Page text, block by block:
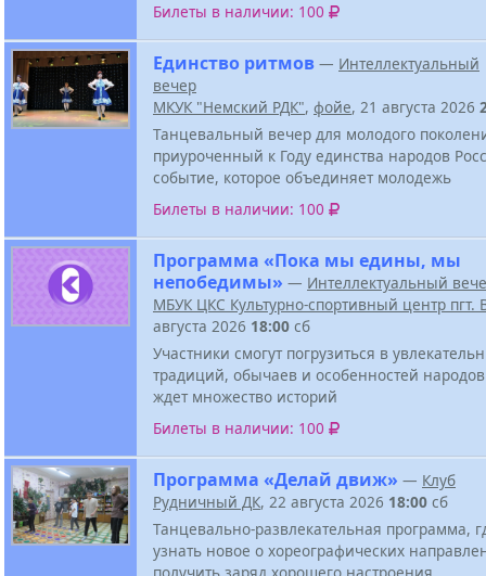
Билеты в наличии: 100
Единство ритмов — Интеллектуальный
вечер
МКУК "Немский РДК", фойе, 21 августа 2026
Танцевальный вечер для молодого
приуроченный к Году единства народов
событие, которое объединяет молодежь
Билеты в наличии: 100
Программа «Пока мы едины, мы
непобедимы» — Интеллектуальный
МБУК ЦКС Культурно-спортивный центр пгт.
августа 2026 18:00 сб
Участники смогут погрузиться в
традиций, обычаев и особенностей
ждет множество историй
Билеты в наличии: 100
Программа «Делай движ» — Клуб
Рудничный ДК, 22 августа 2026 18:00 сб
Танцевально-развлекательная программа,
узнать новое о хореографических
получить заряд хорошего настроения